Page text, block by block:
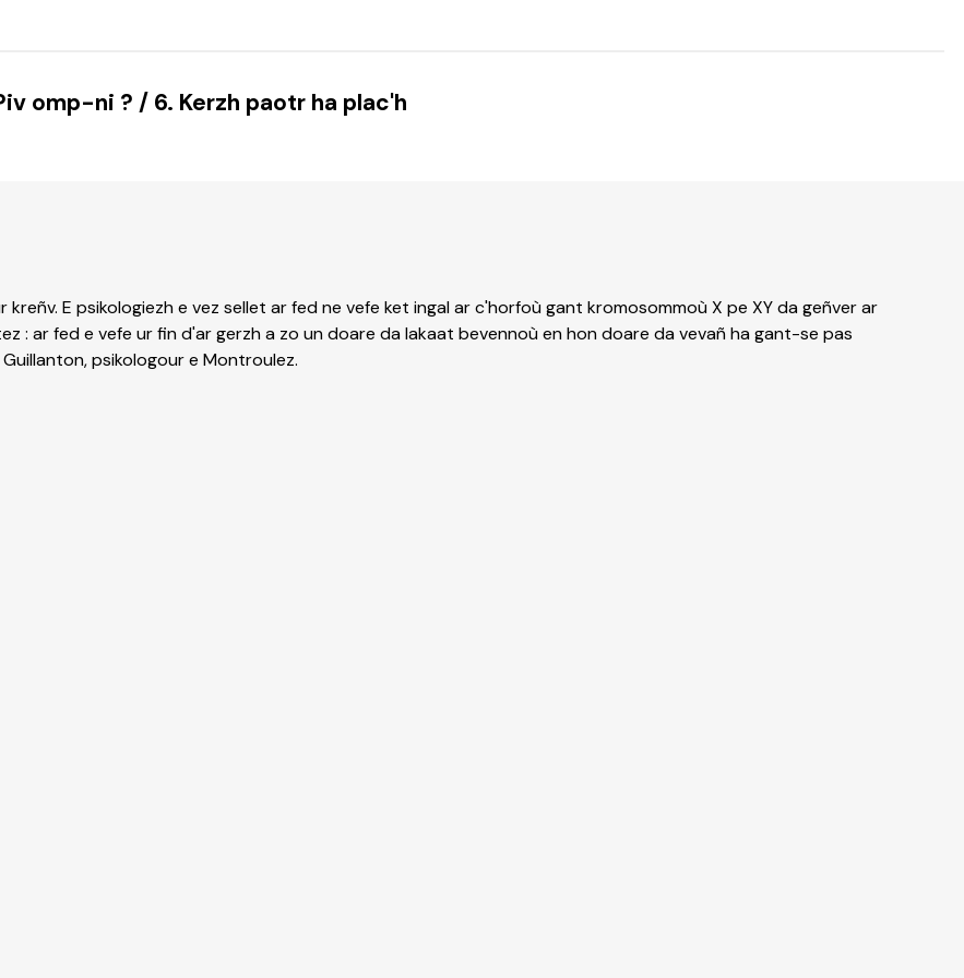
omp-ni ? / 6. Kerzh paotr ha plac'h
E psikologiezh e vez sellet ar fed ne vefe ket ingal ar c'horfoù gant kromosommoù X pe XY da geñver ar
: ar fed e vefe ur fin d'ar gerzh a zo un doare da lakaat bevennoù en hon doare da vevañ ha gant-se pas
psikologour e Montroulez.